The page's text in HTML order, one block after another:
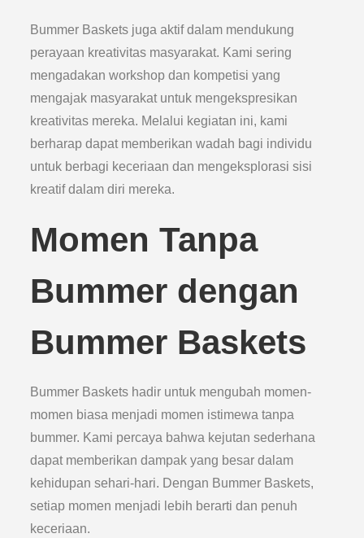
Bummer Baskets juga aktif dalam mendukung
perayaan kreativitas masyarakat. Kami sering
mengadakan workshop dan kompetisi yang
mengajak masyarakat untuk mengekspresikan
kreativitas mereka. Melalui kegiatan ini, kami
berharap dapat memberikan wadah bagi individu
untuk berbagi keceriaan dan mengeksplorasi sisi
kreatif dalam diri mereka.
Momen Tanpa
Bummer dengan
Bummer Baskets
Bummer Baskets hadir untuk mengubah momen-
momen biasa menjadi momen istimewa tanpa
bummer. Kami percaya bahwa kejutan sederhana
dapat memberikan dampak yang besar dalam
kehidupan sehari-hari. Dengan Bummer Baskets,
setiap momen menjadi lebih berarti dan penuh
keceriaan.